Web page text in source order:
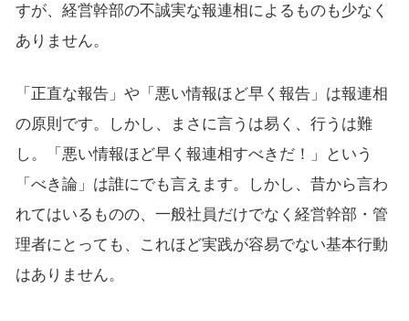
すが、経営幹部の不誠実な報連相によるものも少なく
ありません。
「正直な報告」や「悪い情報ほど早く報告」は報連相
の原則です。しかし、まさに言うは易く、行うは難
し。「悪い情報ほど早く報連相すべきだ！」という
「べき論」は誰にでも言えます。しかし、昔から言わ
れてはいるものの、一般社員だけでなく経営幹部・管
理者にとっても、これほど実践が容易でない基本行動
はありません。